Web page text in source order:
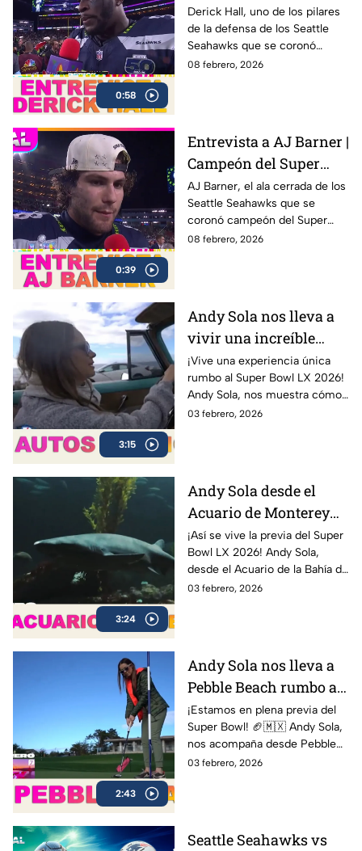
0:58
Super Bowl LX con los
Seahawks
Derick Hall, uno de los pilares
de la defensa de los Seattle
Seahawks que se coronó
campeón del Super Bowl LX 🏆
08 febrero, 2026
0:39
Entrevista a AJ Barner |
Campeón del Super
Bowl LX con los
Seahawks
AJ Barner, el ala cerrada de los
Seattle Seahawks que se
coronó campeón del Super
Bowl LX tras la victoria ante los
08 febrero, 2026
3:15
Andy Sola nos lleva a
vivir una increíble
experiencia en un Bel
Air 1954 | Sola al Super
Bowl
¡Vive una experiencia única
rumbo al Super Bowl LX 2026!
Andy Sola, nos muestra cómo
se vive la previa del Super
03 febrero, 2026
3:24
Andy Sola desde el
Acuario de Monterey
rumbo al Super Bowl |
Sola al Super Bowl
¡Así se vive la previa del Super
Bowl LX 2026! Andy Sola,
desde el Acuario de la Bahía de
Monterey, compartiendo sus
England Patriots.
03 febrero, 2026
2:43
Andy Sola nos lleva a
Pebble Beach rumbo al
Super Bow | Sola al
Super Bowl
¡Estamos en plena previa del
Super Bowl! 🏈🇲🇽 Andy Sola,
nos acompaña desde Pebble
Beach, compartiendo cómo se
03 febrero, 2026
Seattle Seahawks vs